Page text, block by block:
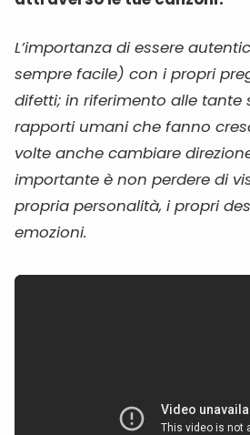
L’importanza di essere
sempre facile) con i propri
difetti; in riferimento alle tante
rapporti umani che fanno
volte anche cambiare
importante è non perdere di
propria personalità, i propri
emozioni.